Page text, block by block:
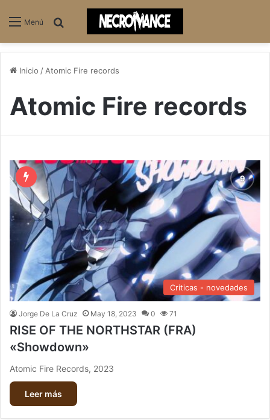
Menú
Inicio / Atomic Fire records
Atomic Fire records
Criticas - novedades
Jorge De La Cruz May 18, 2023 0 71
RISE OF THE NORTHSTAR (FRA)
«Showdown»
Atomic Fire Records, 2023
Leer más